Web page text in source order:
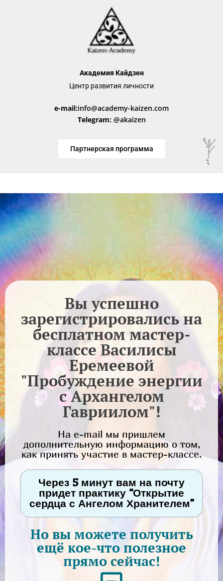
Академия Кайдзен
Центр развития личности
e-mail:info@academy-kaizen.com
Telegram:@akaizen
Партнерская программа
Вы успешно
зарегистрировались на
бесплатном мастер-
классе Василисы
Еремеевой
"Пробуждение энергии
с Архангелом
Гавриилом"!
На e-mail мы пришлем
дополнительную информацию о том,
как принять участие в мастер-классе.
Через 5 минут вам на почту
придет практику “Открытие
сердца с Ангелом Хранителем”
Но вы можете получить
ещё кое-что полезное
прямо сейчас!